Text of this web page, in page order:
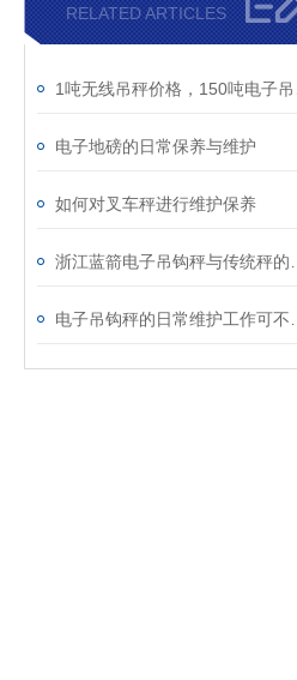
RELATED ARTICLES
电子地磅的日常保养与维护
如何对叉车秤进行维护保养